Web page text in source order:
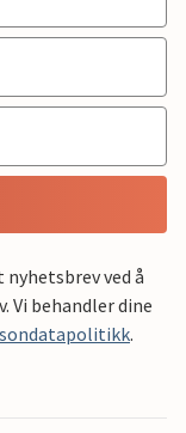
ved å
Vi behandler dine
.